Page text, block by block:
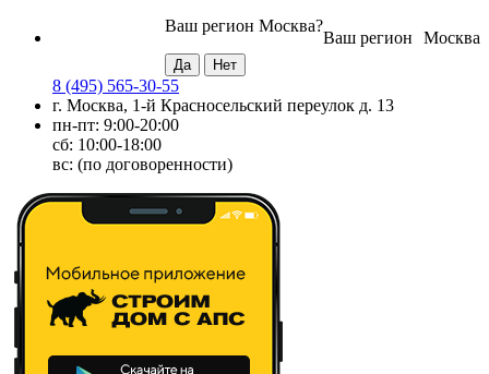
Москва
Ваш регион
Ваш регион Москва?
8 (495) 565-30-55
г. Москва, 1-й Красносельский переулок д. 13
пн-пт: 9:00-20:00
сб: 10:00-18:00
вс: (по договоренности)